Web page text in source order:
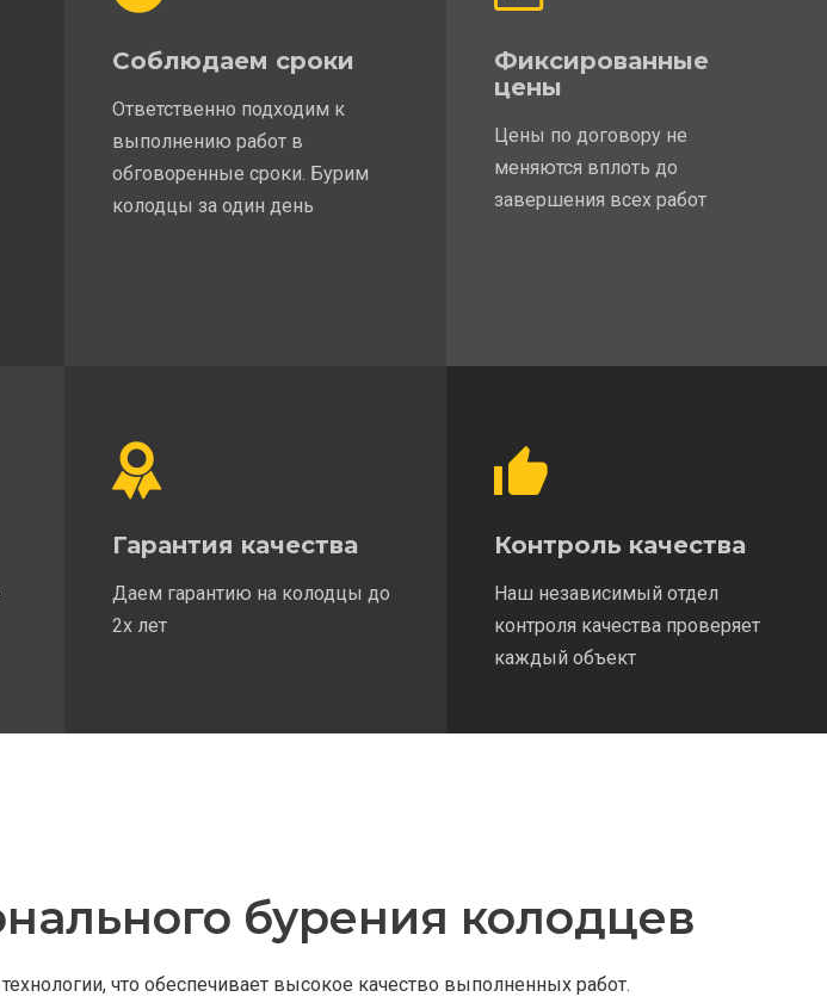
Соблюдаем сроки
Ответственно подходим к
выполнению работ в
обговоренные сроки. Бурим
колодцы за один день
Фиксированные
цены
Цены по договору не
меняются вплоть до
завершения всех работ
Гарантия качества
Даем гарантию на колодцы до
2х лет
Контроль качества
Наш независимый отдел
контроля качества проверяет
каждый объект
бурения колодцев
что обеспечивает высокое качество выполненных работ.